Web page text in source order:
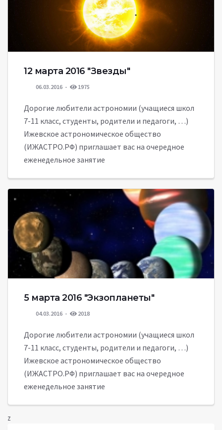
12 марта 2016 "Звезды"
06.03.2016 1975
Дорогие любители астрономии (учащиеся школ
7-11 класс, студенты, родители и педагоги, …)
Ижевское астрономическое общество
(ИЖАСТРО.РФ) приглашает вас на очередное
еженедельное занятие
5 марта 2016 "Экзопланеты"
04.03.2016 2018
Дорогие любители астрономии (учащиеся школ
7-11 класс, студенты, родители и педагоги, …)
Ижевское астрономическое общество
(ИЖАСТРО.РФ) приглашает вас на очередное
еженедельное занятие
z